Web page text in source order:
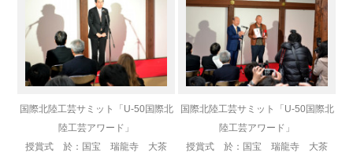
国際北陸工芸サミット「U-50国際北
陸工芸アワード」
授賞式 於：国宝 瑞龍寺 大茶
国際北陸工芸サミット「U-50国際北
陸工芸アワード」
授賞式 於：国宝 瑞龍寺 大茶